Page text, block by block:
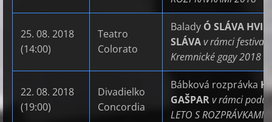
25. 08. 2018
(14:00)
Teatro
Colorato
Balady Ó SLÁVA
SLÁVAv rámci festivalu
Kremnické gagy 2018
22. 08. 2018
(19:00)
Divadielko
Concordia
Bábková rozprávka
GAŠPARv rámci
LETO S ROZPRÁVKAMI